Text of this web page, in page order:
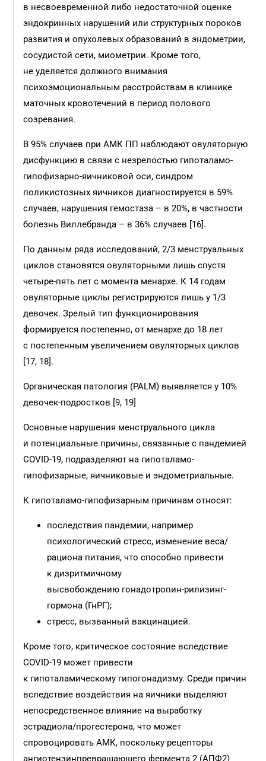
в несвоевременной либо недостаточной оценке
эндокринных нарушений или структурных пороков
развития и опухолевых образований в эндометрии,
сосудистой сети, миометрии. Кроме того,
не уделяется должного внимания
психоэмоциональным расстройствам в клинике
маточных кровотечений в период полового
созревания.
В 95% случаев при АМК ПП наблюдают овуляторную
дисфункцию в связи с незрелостью гипоталамо-
гипофизарно-яичниковой оси, синдром
поликистозных яичников диагностируется в 59%
случаев, нарушения гемостаза – в 20%, в частности
болезнь Виллебранда – в 36% случаев [16].
По данным ряда исследований, 2/3 менструальных
циклов становятся овуляторными лишь спустя
четыре-пять лет с момента менархе. К 14 годам
овуляторные циклы регистрируются лишь у 1/3
девочек. Зрелый тип функционирования
формируется постепенно, от менархе до 18 лет
с постепенным увеличением овуляторных циклов
[17, 18].
Органическая патология (PALM) выявляется у 10%
девочек-подростков [9, 19]
Основные нарушения менструального цикла
и потенциальные причины, связанные с пандемией
COVID-19, подразделяют на гипоталамо-
гипофизарные, яичниковые и эндометриальные.
К гипоталамо-гипофизарным причинам относят:
последствия пандемии, например
психологический стресс, изменение веса/
рациона питания, что способно привести
к дизритмичному
высвобождению гонадотропин-рилизинг-
гормона (ГнРГ);
стресс, вызванный вакцинацией.
Кроме того, критическое состояние вследствие
COVID-19 может привести
к гипоталамическому гипогонадизму. Среди причин
вследствие воздействия на яичники выделяют
непосредственное влияние на выработку
эстрадиола/прогестерона, что может
спровоцировать АМК, поскольку рецепторы
ангиотензинпревращающего фермента 2 (АПФ2)